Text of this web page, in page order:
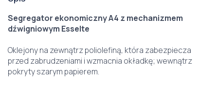
Segregator ekonomiczny A4 z mechanizmem
dźwigniowym Esselte
Oklejony na zewnątrz poliolefiną, która zabezpiecza
przed zabrudzeniami i wzmacnia okładkę; wewnątrz
pokryty szarym papierem.